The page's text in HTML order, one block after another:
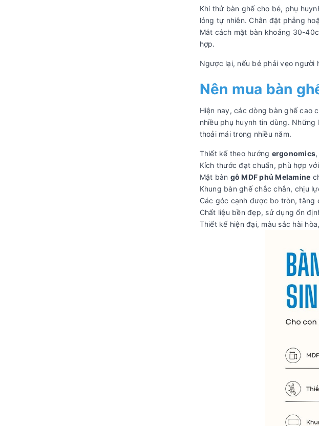
Khi thử bàn ghế cho bé, phụ
lỏng tự nhiên. Chân đặt phẳng
Mắt cách mặt bàn khoảng 30-
hợp.
Ngược lại, nếu bé phải vẹo người
Nên mua bàn
Hiện nay, các dòng bàn ghế cao
nhiều phụ huynh tin dùng.
thoải mái trong nhiều năm.
Thiết kế theo hướng ergonomics
Kích thước đạt chuẩn, phù hợp
Mặt bàn gỗ MDF phủ Melamine
Khung bàn ghế chắc chắn, chịu
Các góc cạnh được bo tròn, tăng
Chất liệu bền đẹp, sử dụng ổn
Thiết kế hiện đại, màu sắc hài